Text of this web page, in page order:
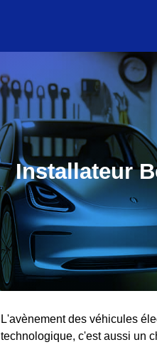
Installateur
L'avènement des véhicules
technologique, c'est aussi un